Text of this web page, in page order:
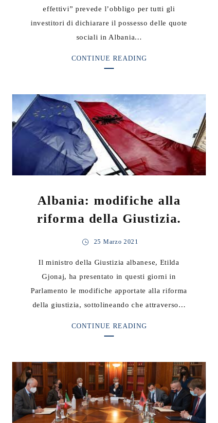
effettivi” prevede l’obbligo per tutti gli
investitori di dichiarare il possesso delle quote
sociali in Albania...
CONTINUE READING
Albania: modifiche alla
riforma della Giustizia.
25 Marzo 2021
Il ministro della Giustizia albanese, Etilda
Gjonaj, ha presentato in questi giorni in
Parlamento le modifiche apportate alla riforma
della giustizia, sottolineando che attraverso...
CONTINUE READING